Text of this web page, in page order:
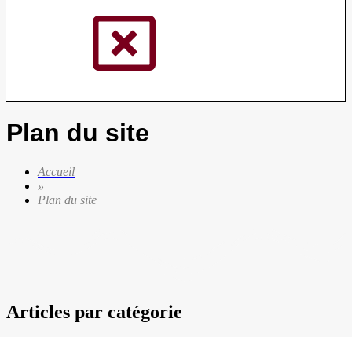
Plan du site
Accueil
»
Plan du site
Articles par catégorie